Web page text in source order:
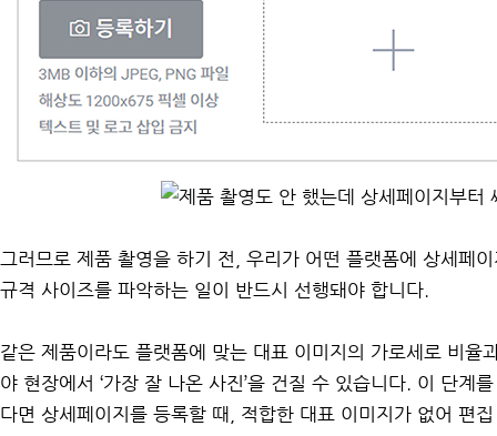
그러므로 제품 촬영을 하기 전, 우리가 어떤 플랫폼에 상세페
규격 사이즈를 파악하는 일이 반드시 선행돼야 합니다.
같은 제품이라도 플랫폼에 맞는 대표 이미지의 가로세로 비율
야 현장에서 ‘가장 잘 나온 사진’을 건질 수 있습니다. 이 단계
다면 상세페이지를 등록할 때, 적합한 대표 이미지가 없어 편